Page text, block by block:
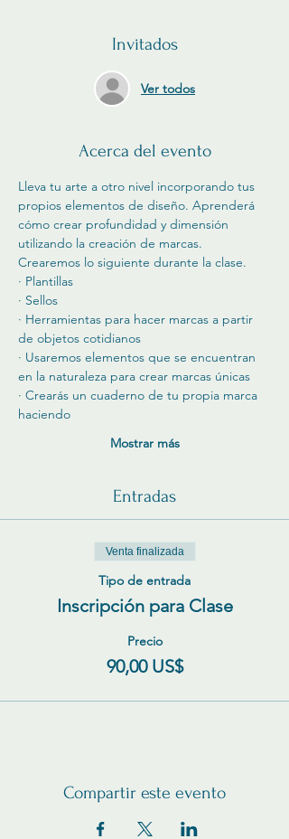
Invitados
Ver todos
Acerca del evento
Lleva tu arte a otro nivel incorporando tus
propios elementos de diseño. Aprenderá
cómo crear profundidad y dimensión
utilizando la creación de marcas.
Crearemos lo siguiente durante la clase.
· Plantillas
· Sellos
· Herramientas para hacer marcas a partir
de objetos cotidianos
· Usaremos elementos que se encuentran
en la naturaleza para crear marcas únicas
· Crearás un cuaderno de tu propia marca
haciendo
Mostrar más
Entradas
Venta finalizada
Tipo de entrada
Inscripción para Clase
Precio
90,00 US$
Compartir este evento